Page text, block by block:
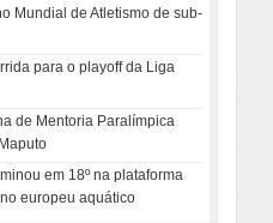
Mundial de Atletismo de sub-
para o playoff da Liga
de Mentoria Paralímpica
em 18º na plataforma
europeu aquático